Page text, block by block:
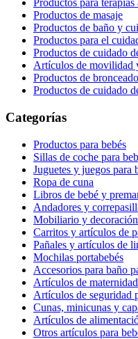
Productos para
Productos de masaje
Productos de baño y
Productos para el
Productos de cuidado
Artículos de movilidad
Productos de
Productos de cuidado
Categorías
Productos para bebés
Sillas de coche para
Juguetes y juegos para
Ropa de cuna
Libros de bebé y
Andadores y
Mobiliario y decoración
Carritos y artículos de
Pañales y artículos de
Mochilas portabebés
Accesorios para baño
Artículos de
Artículos de seguridad
Cunas, minicunas y
Artículos de
Otros artículos para